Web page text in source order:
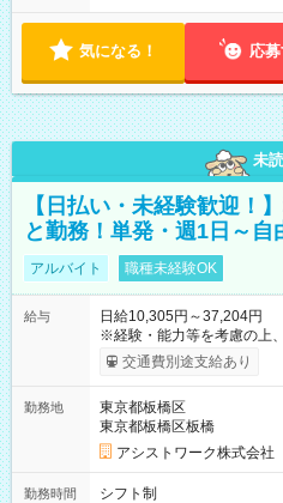
気になる！ 応
未読
【日払い・未経験歓迎！
と勤務！単発・週1日～自
アルバイト 職種未経験OK
給与
日給10,305円～37,204円
※経験・能力等を考慮の上、加
間】試用期間なし
交通費別途支給あり
勤務地
東京都板橋区
東京都板橋区板橋
アシストワーク株式会社
勤務時間
シフト制